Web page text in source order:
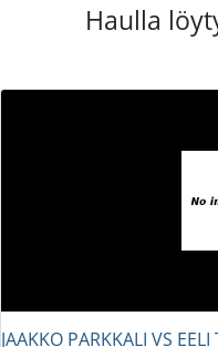
Haulla
JAAKKO PARKKALI VS